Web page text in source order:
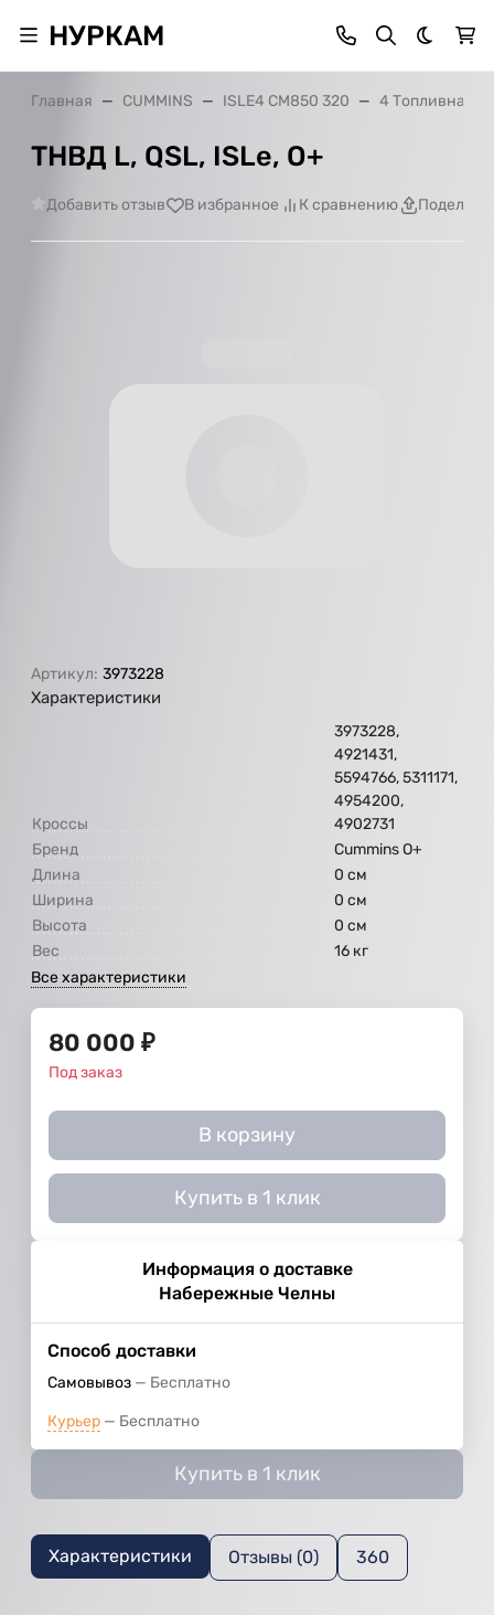
НУРКАМ Темная
Главная CUMMINS ISLE4 CM850 320 4 Топливная
ТНВД L, QSL, ISLe, О+
Добавить отзыв В избранное К сравнению
Артикул: 3973228
Характеристики
Кроссы
3973228,
4921431,
5594766, 5311171,
4954200,
4902731
Бренд
Cummins O+
Длина
0 см
Ширина
0 см
Высота
0 см
Вес
16 кг
Все характеристики
80 000 ₽
Под заказ
В корзину
Купить в 1 клик
Информация о доставке
Набережные Челны
Способ доставки
Самовывоз Бесплатно
Курьер Бесплатно
Купить в 1 клик
Характеристики Отзывы (0) 360